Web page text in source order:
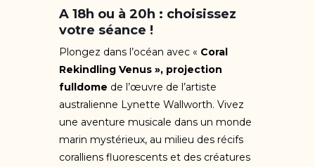
A 18h ou à 20h : choisissez
votre séance !
Plongez dans l’océan avec « Coral
Rekindling Venus », projection
fulldome de l’œuvre de l’artiste
australienne Lynette Wallworth. Vivez
une aventure musicale dans un monde
marin mystérieux, au milieu des récifs
coralliens fluorescents et des créatures